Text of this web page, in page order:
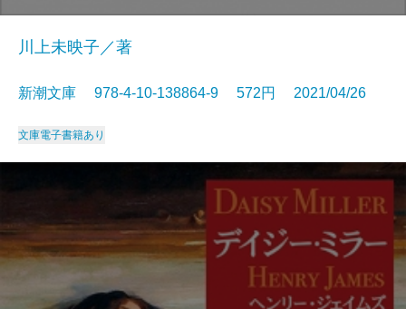
川上未映子／著
新潮文庫 978-4-10-138864-9 572円 2021/04/26
文庫電子書籍あり